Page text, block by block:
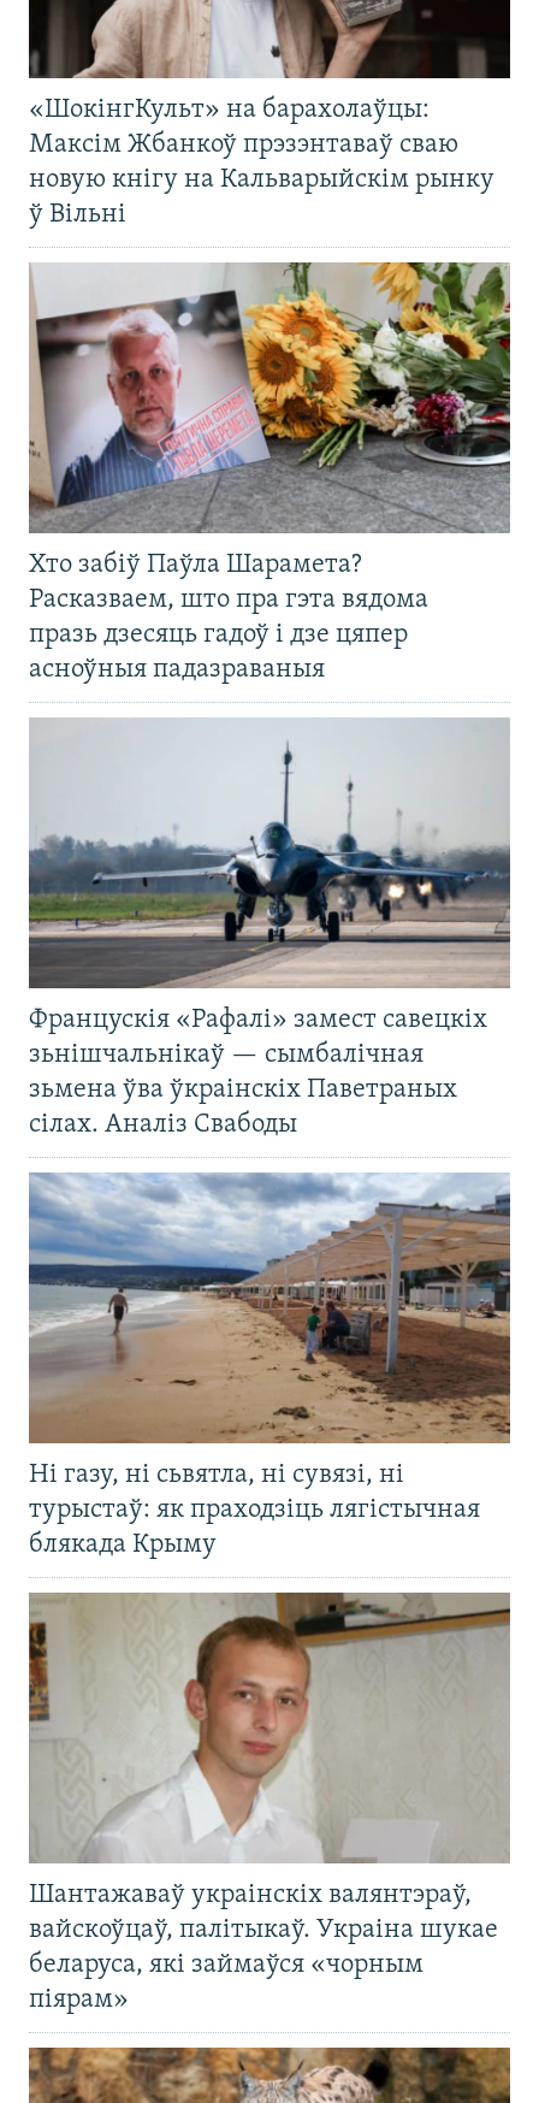
«ШокінгКульт» на барахолаўцы:
Максім Жбанкоў прэзэнтаваў сваю
новую кнігу на Кальварыйскім рынку
ў Вільні
Хто забіў Паўла Шарамета?
Расказваем, што пра гэта вядома
празь дзесяць гадоў і дзе цяпер
асноўныя падазраваныя
Францускія «Рафалі» замест савецкіх
зьнішчальнікаў — сымбалічная
зьмена ўва ўкраінскіх Паветраных
сілах. Аналіз Свабоды
Ні газу, ні сьвятла, ні сувязі, ні
турыстаў: як праходзіць лягістычная
блякада Крыму
Шантажаваў украінскіх валянтэраў,
вайскоўцаў, палітыкаў. Украіна шукае
беларуса, які займаўся «чорным
піярам»